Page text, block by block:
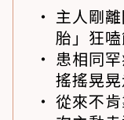
主人剛
胎」狂
患相同
搖搖晃
從來不